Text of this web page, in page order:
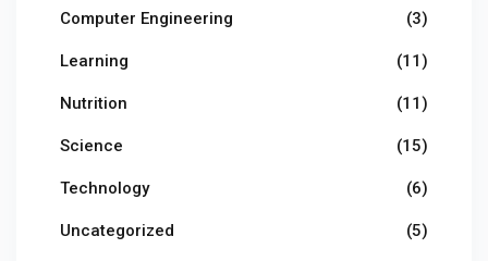
Computer Engineering (3)
Learning (11)
Nutrition (11)
Science (15)
Technology (6)
Uncategorized (5)